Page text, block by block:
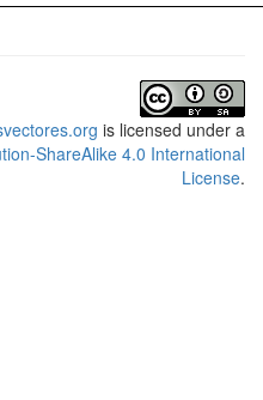
is licensed under a
ShareAlike 4.0 International
License.